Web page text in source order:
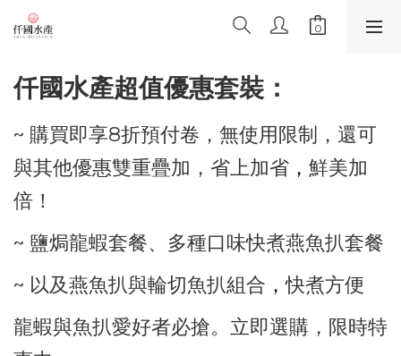
仟國水產超值優惠套裝：
~ 購買即享8折預付卷，無使用限制， 還可
與其他優惠雙重疊加，省上加省 ， 鮮美加
倍！
~ 鹽焗龍蝦套餐、多種口味快煮燕魚扒套餐
~ 以及燕魚扒與輪切魚扒組合 ，快煮方便
龍蝦與魚扒愛好者必搶。立即選購，限時特